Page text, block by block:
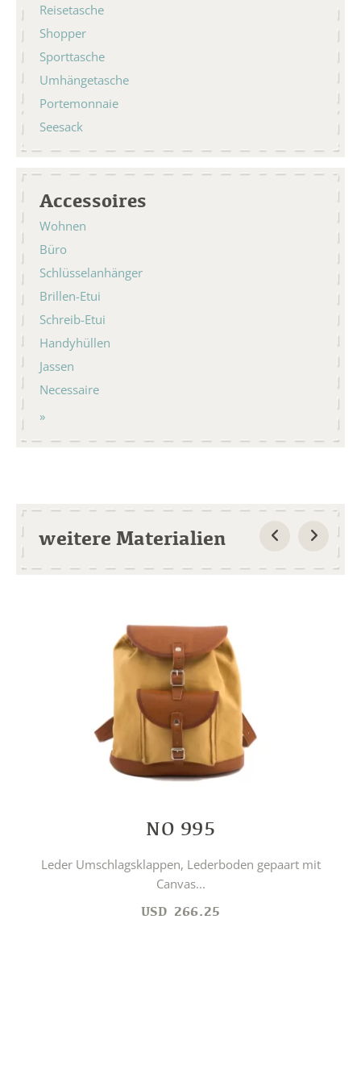
Reisetasche
Shopper
Sporttasche
Umhängetasche
Portemonnaie
Seesack
Accessoires
Wohnen
Büro
Schlüsselanhänger
Brillen-Etui
Schreib-Etui
Handyhüllen
Jassen
Necessaire
weitere Materialien
NO 995
Leder Umschlagsklappen, Lederboden gepaart mit
Canvas...
USD 266.25